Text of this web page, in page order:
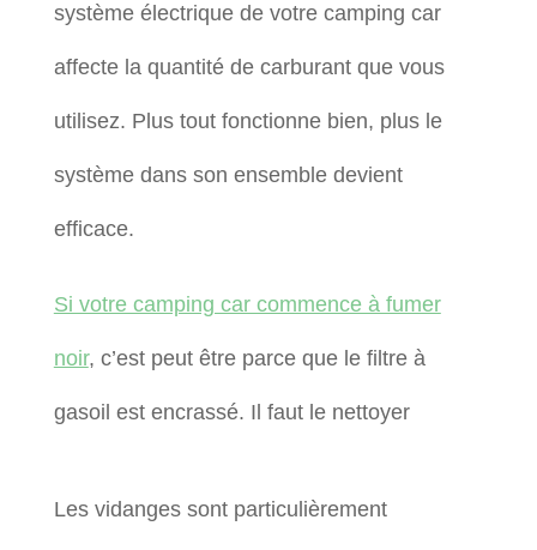
système électrique de votre camping car
affecte la quantité de carburant que vous
utilisez. Plus tout fonctionne bien, plus le
système dans son ensemble devient
efficace.
Si votre camping car commence à fumer
noir, c’est peut être parce que le filtre à
gasoil est encrassé. Il faut le nettoyer
Les vidanges sont particulièrement